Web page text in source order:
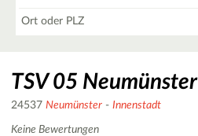
TSV 05 Neumünster
24537 Neumünster - Innenstadt
Keine Bewertungen